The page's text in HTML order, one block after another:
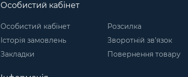
Особистий кабінет
Особистий кабінет
Історія замовлень
Закладки
Розсилка
Зворотній зв’язок
Повернення товару